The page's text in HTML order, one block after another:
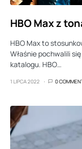
HBO Max z
HBO Max to
Właśnie pochwalili
katalogu. HBO…
1 LIPCA 2022 0